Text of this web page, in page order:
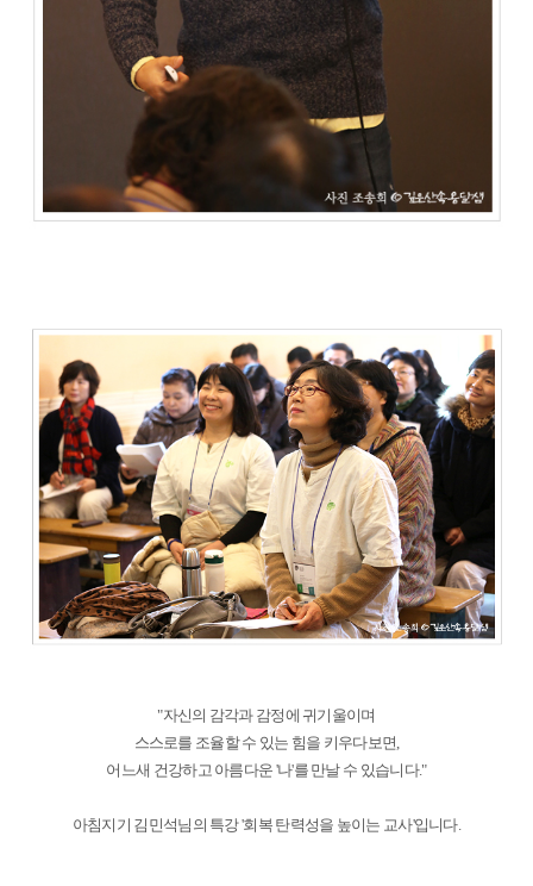
"자신의 감각과 감정에 귀기울이며
스스로를 조율할 수 있는 힘을 키우다보면,
어느새 건강하고 아름다운 '나'를 만날 수 있습니다."
아침지기 김민석님의 특강 '회복 탄력성을 높이는 교사'입니다.